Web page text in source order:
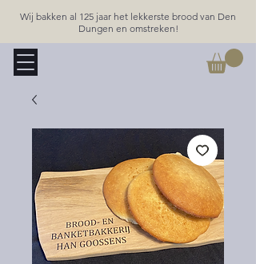
Wij bakken al 125 jaar het lekkerste brood van Den
Dungen en omstreken!